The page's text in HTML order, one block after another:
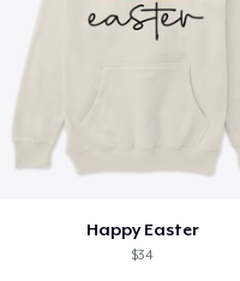
Happy Easter
$34